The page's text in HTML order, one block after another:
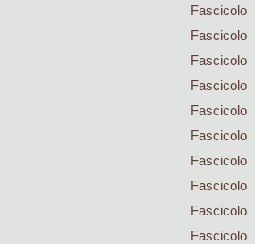
Fascicolo
Fascicolo
Fascicolo
Fascicolo
Fascicolo
Fascicolo
Fascicolo
Fascicolo
Fascicolo
Fascicolo